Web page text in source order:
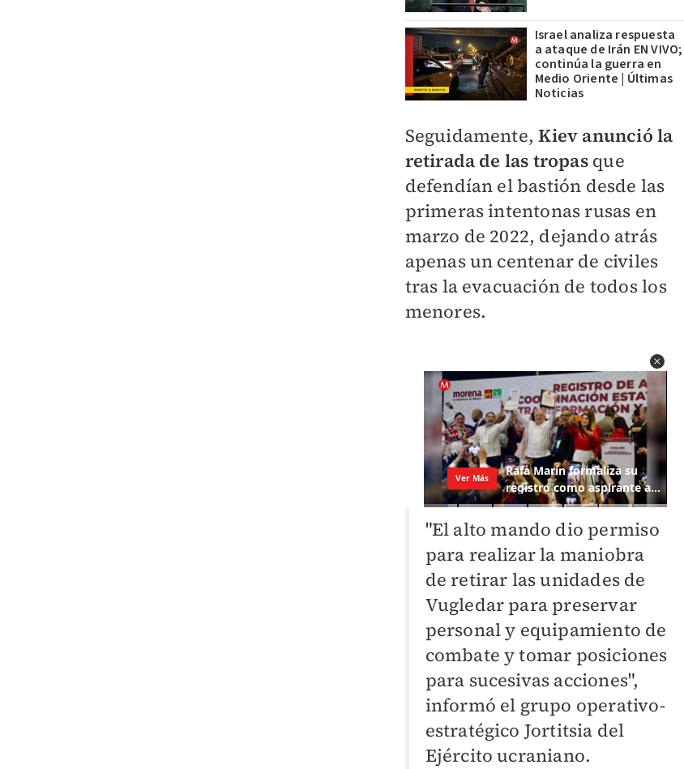
Israel analiza respuesta
a ataque de Irán EN VIVO;
continúa la guerra en
Medio Oriente | Últimas
Noticias
Seguidamente,Kiev anunció la
retirada de las tropas que
defendían el bastión desde las
primeras intentonas rusas en
marzo de 2022, dejando atrás
apenas un centenar de civiles
tras la evacuación de todos los
menores.
"El alto mando dio permiso
para realizar la maniobra
de retirar las unidades de
Vugledar para preservar
personal y equipamiento de
combate y tomar posiciones
para sucesivas acciones",
informó el grupo operativo-
estratégico Jortitsia del
Ejército ucraniano.